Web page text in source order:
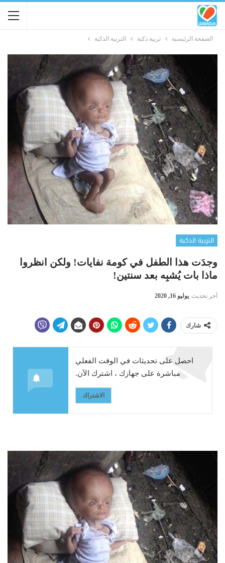
الصفحة الرئيسية تربية ذكية التربية الذكية
التربية الذكية
وجدَت هذا الطفل في كومة نفايات! ولكن انظروا
ماذا بات يُشبِه بعد سنتين!
آخر تحديث يوليو 16, 2020
شارك
احصل على تحديثات في الوقت الفعلي
مباشرة على جهازك ، اشترك الآن.
الاشتراك